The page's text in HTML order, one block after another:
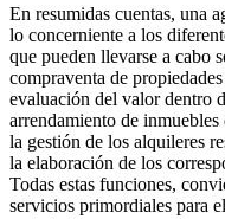
En resumidas cuentas, una
lo concerniente a los
que pueden llevarse a cabo
compraventa de
evaluación del valor dentro
arrendamiento de
la gestión de los alquileres
la elaboración de los
Todas estas funciones,
servicios primordiales para